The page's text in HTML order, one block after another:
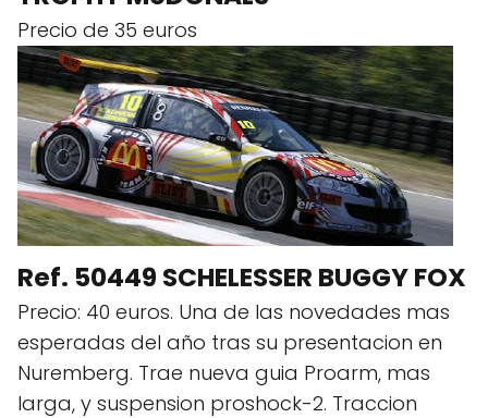
Precio de 35 euros
Ref. 50449 SCHELESSER BUGGY FOX
Precio: 40 euros. Una de las novedades mas
esperadas del año tras su presentacion en
Nuremberg. Trae nueva guia Proarm, mas
larga, y suspension proshock-2. Traccion